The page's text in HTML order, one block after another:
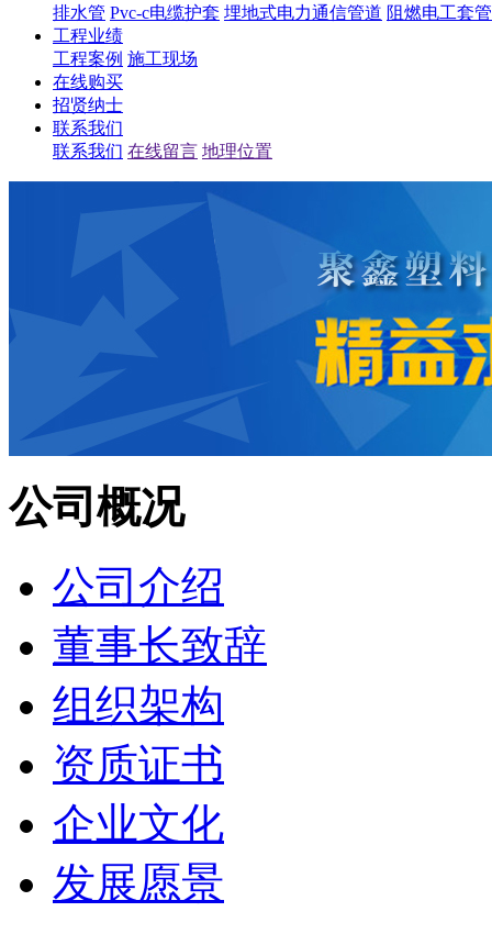
排水管 Pvc-c电缆护套 埋地式电力通信管道 阻燃电工套管
工程业绩
工程案例 施工现场
在线购买
招贤纳士
联系我们
联系我们 在线留言 地理位置
公司概况
公司介绍
董事长致辞
组织架构
资质证书
企业文化
发展愿景